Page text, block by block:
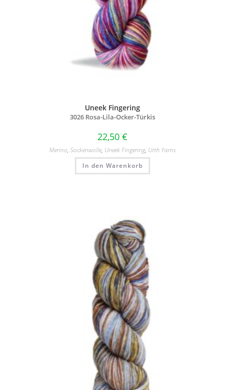
Uneek Fingering
3026 Rosa-Lila-Ocker-Türkis
22,50 €
Merino, Sockenwolle, Uneek Fingering, Urth Yarns
In den Warenkorb